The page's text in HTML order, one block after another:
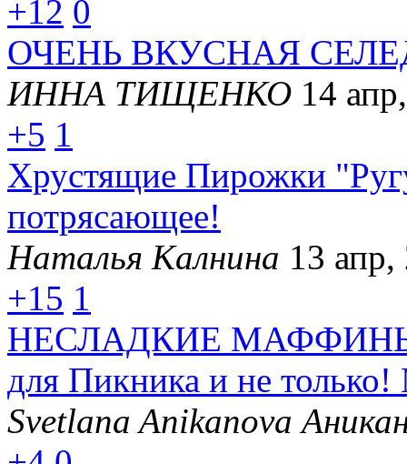
+12 0
ОЧЕНЬ ВКУСНАЯ
ИННА ТИЩЕНКО 14
+5 1
Хрустящие Пирожки
потрясающее!
Наталья Калнина 13
+15 1
НЕСЛАДКИЕ МАФФИНЫ
для Пикника и не
Svetlana Anikanova